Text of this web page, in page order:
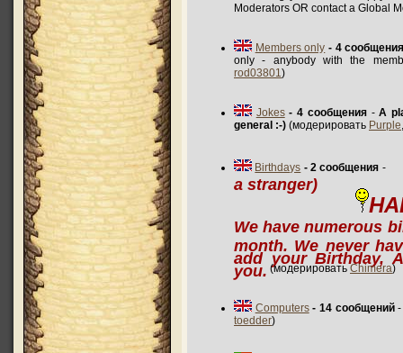
Moderators OR contact a Global
Members only - 4
only - anybody with the
rod03801)
Jokes - 4 сообщения-A
general :-) (модерировать Purple
Birthdays - 2 сообщения
a stranger)
We have numerous
month. We never
add your Birthday,
you. (модерировать Chimera)
Computers - 14 сообщений-
toedder)